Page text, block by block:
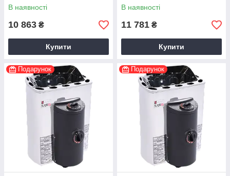
В наявності
10 863 ₴
Купити
В наявності
11 781 ₴
Купити
Подарунок Подарунок